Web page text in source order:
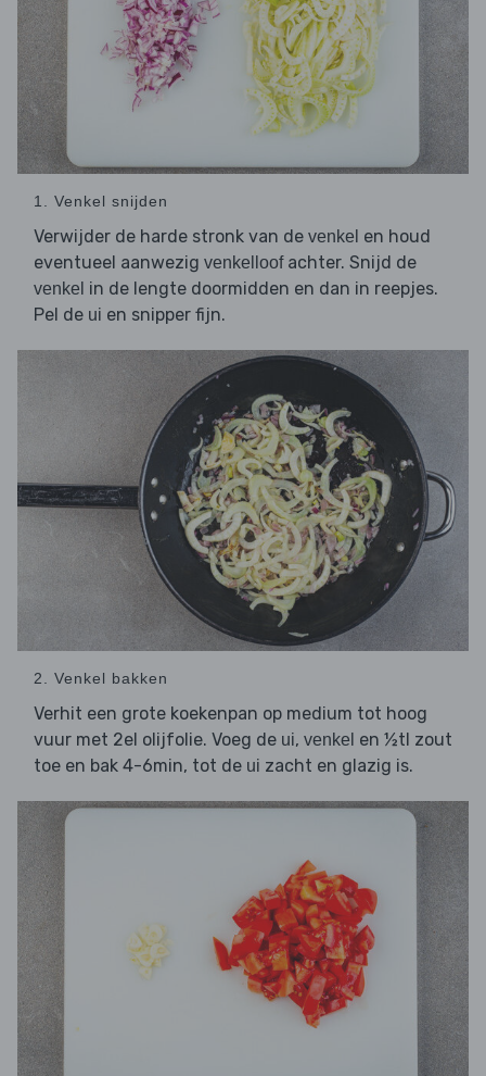
1. Venkel snijden
Verwijder de harde stronk van de venkel en houd
eventueel aanwezig venkelloofachter. Snijd de
venkel in de lengte doormidden en dan in reepjes.
Pel de ui en snipper fijn.
2. Venkel bakken
Verhit een grote koekenpan op medium tot hoog
vuur met 2el olijfolie. Voeg de ui, venkel en ½tl zout
toe en bak 4-6min, tot de ui zacht en glazig is.